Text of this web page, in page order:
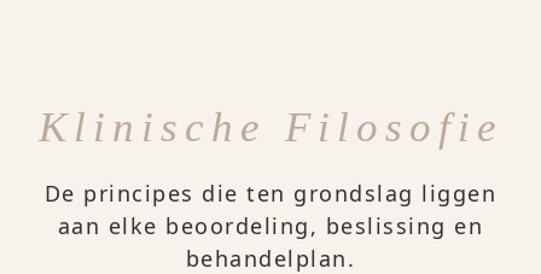
Klinische Filosofie
De principes die ten grondslag liggen
aan elke beoordeling, beslissing en
behandelplan.